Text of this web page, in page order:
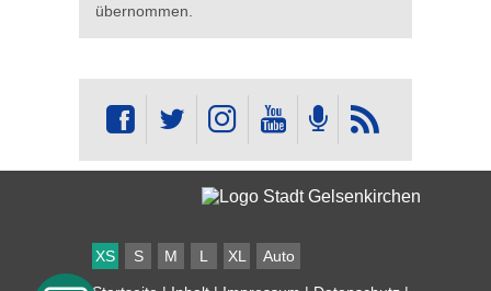
übernommen.
XS S M L XL Auto